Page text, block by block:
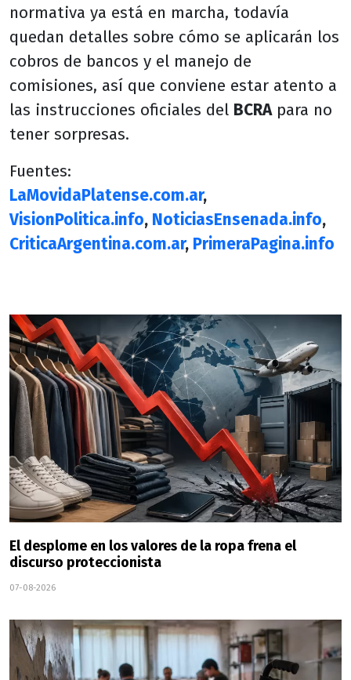
normativa ya está en marcha, todavía
quedan detalles sobre cómo se aplicarán los
cobros de bancos y el manejo de
comisiones, así que conviene estar atento a
las instrucciones oficiales del BCRApara no
tener sorpresas.
Fuentes:
LaMovidaPlatense.com.ar,
VisionPolitica.info, NoticiasEnsenada.info,
CriticaArgentina.com.ar, PrimeraPagina.info
El desplome en los valores de la ropa frena el
discurso proteccionista
07-08-2026